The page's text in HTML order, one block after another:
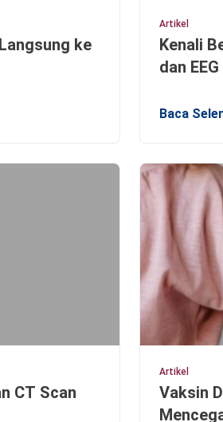
ke
Artikel
Kenali
dan EEG
Baca
CT Scan
Artikel
Vaksin